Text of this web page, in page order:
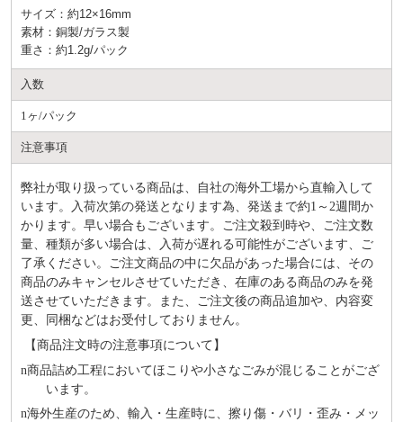
サイズ：約12×16mm
素材：銅製/ガラス製
重さ：約1.2g/パック
入数
1ヶ/パック
注意事項
弊社が取り扱っている商品は、自社の海外工場から直輸入して
います。入荷次第の発送となります為、発送まで約1～2週間か
かります。早い場合もございます。ご注文殺到時や、ご注文数
量、種類が多い場合は、入荷が遅れる可能性がございます、ご
了承ください。ご注文商品の中に欠品があった場合には、その
商品のみキャンセルさせていただき、在庫のある商品のみを発
送させていただきます。また、ご注文後の商品追加や、内容変
更、同梱などはお受付しておりません。
【商品注文時の注意事項について】
n商品詰め⼯程においてほこりや⼩さなごみが混じることがござ
います。
n海外⽣産のため、輸⼊・⽣産時に、擦り傷・バリ・歪み・メッ